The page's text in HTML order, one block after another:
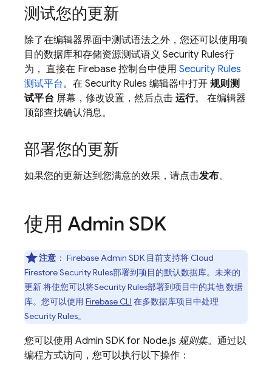
测试您的更新
除了在编辑器界面中测试语法之外，您还可以使用项
目的数据库和存储资源测试语义 Security Rules行
为， 直接在 Firebase 控制台中使用 Security Rules
测试平台。在 Security Rules 编辑器中打开 规则测
试平台 屏幕，修改设置，然后点击 运行。 在编辑器
顶部查找确认消息。
部署您的更新
如果您的更新达到您满意的效果，请点击发布。
使用 Admin SDK
注意 ： FirebaseAdmin SDK目前支持将 Cloud
FirestoreSecurity Rules部署到项目的默认数据库。未来的
更新 将使您可以将Security Rules部署到项目中的其他 数据
库。您可以使用 Firebase CLI 在多数据库项目中处理
Security Rules。
您可以使用 Admin SDK for Node.js 规则集。通过以
编程方式访问，您可以执行以下操作：